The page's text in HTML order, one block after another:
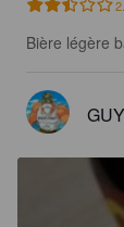
Bière légère